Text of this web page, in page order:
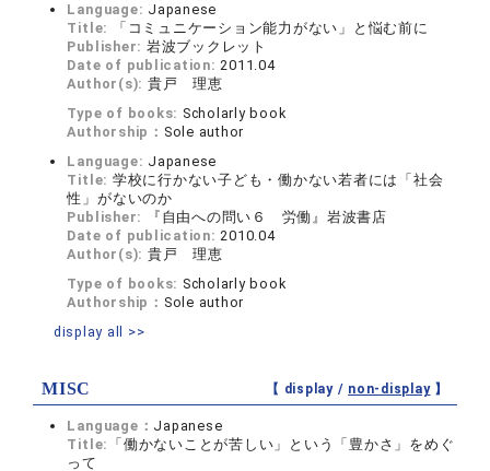
Language: Japanese
Title:
「コミュニケーション能力がない」と悩む前に
Publisher: 岩波ブックレット
Date of publication:2011.04
Author(s): 貴戸 理恵
Type of books: Scholarly book
Authorship： Sole author
Language: Japanese
Title: 学校に行かない子ども・働かない若者には「社会
性」がないのか
Publisher:
『自由への問い６ 労働』岩波書店
Date of publication:2010.04
Author(s): 貴戸 理恵
Type of books: Scholarly book
Authorship： Sole author
display all >>
MISC 【 display / non-display】
Language： Japanese
Title: 「働かないことが苦しい」という「豊かさ」をめぐ
って